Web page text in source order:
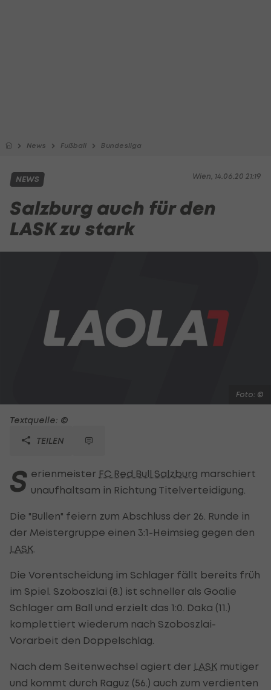
News Fußball Bundesliga
Wien, 14.06.20 21:19
NEWS
Salzburg auch für den
LASK zu stark
Foto: ©
Textquelle: ©
TEILEN
S erienmeister FC Red Bull Salzburg marschiert
unaufhaltsam in Richtung Titelverteidigung.
Die "Bullen" feiern zum Abschluss der 26. Runde in
der Meistergruppe einen 3:1-Heimsieg gegen den
LASK
Die Vorentscheidung im Schlager fällt bereits früh
im Spiel. Szoboszlai (8.) ist schneller als Goalie
Schlager am Ball und erzielt das 1:0. Daka (11.)
komplettiert wiederum nach Szoboszlai-
Vorarbeit den Doppelschlag.
Nach dem Seitenwechsel agiert der LASK mutiger
und kommt durch Raguz (56.) auch zum verdienten